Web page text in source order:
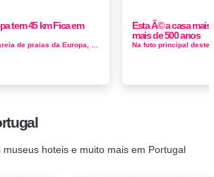
tem 45 km Fica em
Esta Ã© a casa
mais de 500 anos
hoteis e muito mais em Portugal